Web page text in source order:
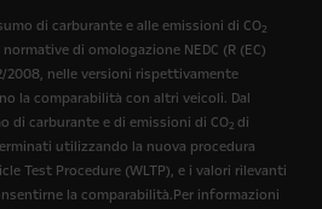
di carburante e alle emissioni di CO2
di omologazione NEDC (R (EC)
2008, nelle versioni rispettivamente
la comparabilità con altri veicoli. Dal
di carburante e di emissioni di CO2 di
utilizzando la nuova procedura
Test Procedure (WLTP), e i valori rilevanti
la comparabilità.Per informazioni